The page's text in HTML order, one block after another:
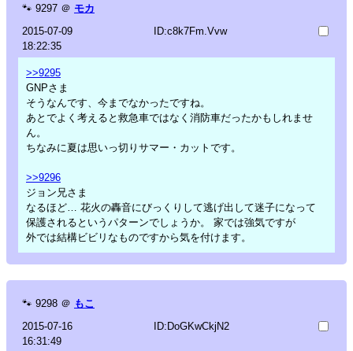
🐾 9297 ＠ モカ
2015-07-09
18:22:35
ID:c8k7Fm.Vvw
>>9295
GNPさま
そうなんです、今までなかったですね。
あとでよく考えると救急車ではなく消防車だったかもしれませ
ん。
ちなみに夏は思いっ切りサマー・カットです。
>>9296
ジョン兄さま
なるほど… 花火の轟音にびっくりして逃げ出して迷子になって
保護されるというパターンでしょうか。 家では強気ですが
外では結構ビビリなものですから気を付けます。
🐾 9298 ＠ もこ
2015-07-16
16:31:49
ID:DoGKwCkjN2